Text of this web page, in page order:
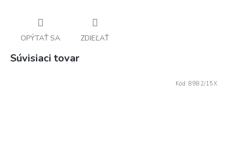
OPÝTAŤ SA ZDIEĽAŤ
Súvisiaci tovar
Kód: 8982/15X